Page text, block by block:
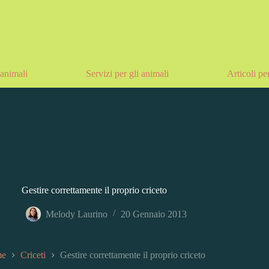
Servizi per gli animali Articoli
Gestire correttamente il proprio criceto
Melody Laurino 20 Gennaio 2013
Criceti Gestire correttamente il proprio criceto